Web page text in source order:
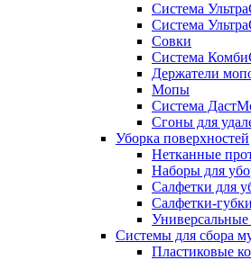
Система
Система
Совки
Система
Держатели
Мопы
Система
Сгоны для
Уборка поверхностей
Нетканные
Наборы для
Салфетки для
Салфетки-губки
Универсальные
Системы для сбора
Пластиковые